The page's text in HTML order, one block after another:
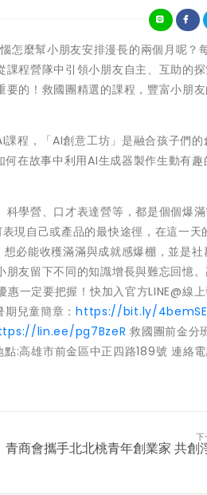
麼幫小朋友安排漫長的兩個月呢？
程營隊中引領小朋友自主、互助的探
的！救國團精選的課程，豐富小朋友
程，「AI創意工坊」是融合孩子們的
在故事中利用AI生成器製作生動有趣
學營、口才表達營等，都是個個爆
現自己或產品的最快途徑，在這一天
必能收穫滿滿與成就感爆棚，並是社
友留下不同的知識增長與難忘回憶
一定要把握！快加入官方LINE@線上
期兒童簡章：https://bit.ly/
lin.ee/pg7BzeR 救國團前金分
點:高雄市前金區中正四路189號 連絡
下
青商會攜手北北桃青年創業家 共創